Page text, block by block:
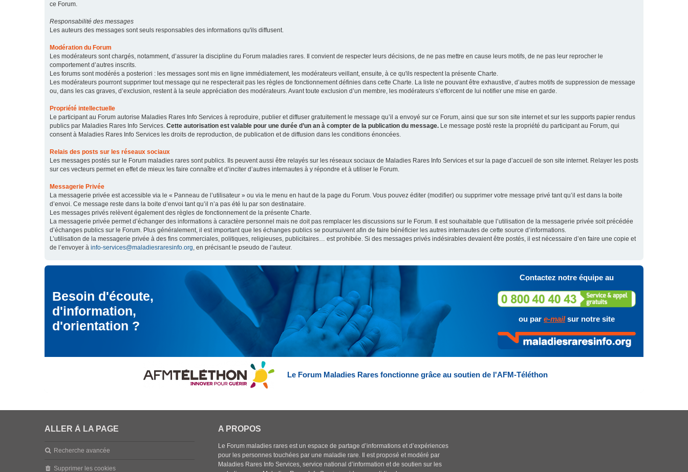
ce Forum.
Responsabilité des messages
Les auteurs des messages sont seuls responsables des informations qu'ils diffusent.
Modération du Forum
Les modérateurs sont chargés, notamment, d’assurer la discipline du Forum maladies rares. Il convient de respecter leurs décisions, de ne pas mettre en cause leurs motifs, de ne pas leur reprocher le
comportement d’autres inscrits.
Les forums sont modérés a posteriori : les messages sont mis en ligne immédiatement, les modérateurs veillant, ensuite, à ce qu'ils respectent la présente Charte.
Les modérateurs pourront supprimer tout message qui ne respecterait pas les règles de fonctionnement définies dans cette Charte. La liste ne pouvant être exhaustive, d’autres motifs de suppression de message
ou, dans les cas graves, d’exclusion, restent à la seule appréciation des modérateurs. Avant toute exclusion d’un membre, les modérateurs s’efforcent de lui notifier une mise en garde.
Propriété intellectuelle
Le participant au Forum autorise Maladies Rares Info Services à reproduire, publier et diffuser gratuitement le message qu’il a envoyé sur ce Forum, ainsi que sur son site internet et sur les supports papier rendus
publics par Maladies Rares Info Services. Cette autorisation est valable pour une durée d’un an à compter de la publication du message. Le message posté reste la propriété du participant au Forum, qui
consent à Maladies Rares Info Services les droits de reproduction, de publication et de diffusion dans les conditions énoncées.
Relais des posts sur les réseaux sociaux
Les messages postés sur le Forum maladies rares sont publics. Ils peuvent aussi être relayés sur les réseaux sociaux de Maladies Rares Info Services et sur la page d’accueil de son site internet. Relayer les posts
sur ces vecteurs permet en effet de mieux les faire connaître et d’inciter d’autres internautes à y répondre et à utiliser le Forum.
Messagerie Privée
La messagerie privée est accessible via le « Panneau de l’utilisateur » ou via le menu en haut de la page du Forum. Vous pouvez éditer (modifier) ou supprimer votre message privé tant qu’il est dans la boite
d’envoi. Ce message reste dans la boite d’envoi tant qu’il n’a pas été lu par son destinataire.
Les messages privés relèvent également des règles de fonctionnement de la présente Charte.
La messagerie privée permet d’échanger des informations à caractère personnel mais ne doit pas remplacer les discussions sur le Forum. Il est souhaitable que l’utilisation de la messagerie privée soit précédée
d’échanges publics sur le Forum. Plus généralement, il est important que les échanges publics se poursuivent afin de faire bénéficier les autres internautes de cette source d’informations.
L’utilisation de la messagerie privée à des fins commerciales, politiques, religieuses, publicitaires… est prohibée. Si des messages privés indésirables devaient être postés, il est nécessaire d’en faire une copie et
de l’envoyer à info-services@maladiesraresinfo.org, en précisant le pseudo de l’auteur.
Besoin d'écoute,
d'information,
d'orientation ?
Contactez notre équipe au
ou par e-mailsur notre site
Le Forum Maladies Rares fonctionne grâce au soutien de l'AFM-Téléthon
ALLER À LA PAGE
Recherche avancée
Supprimer les cookies
A PROPOS
Le Forum maladies rares est un espace de partage d’informations et d’expériences
pour les personnes touchées par une maladie rare. Il est proposé et modéré par
Maladies Rares Info Services, service national d’information et de soutien sur les